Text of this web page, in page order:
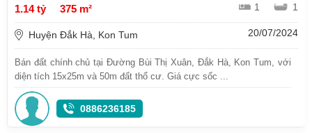
1.14 tỷ
375 m² 1 1
Huyện Đắk Hà, Kon Tum 20/07/2024
Bán đất chính chủ tại Đường Bùi Thị Xuân, Đắk Hà, Kon Tum, với
diện tích 15x25m và 50m đất thổ cư. Giá cực sốc ...
0886236185